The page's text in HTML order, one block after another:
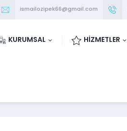
ismailozipek66@gmail.com
KURUMSAL HİZMETLER